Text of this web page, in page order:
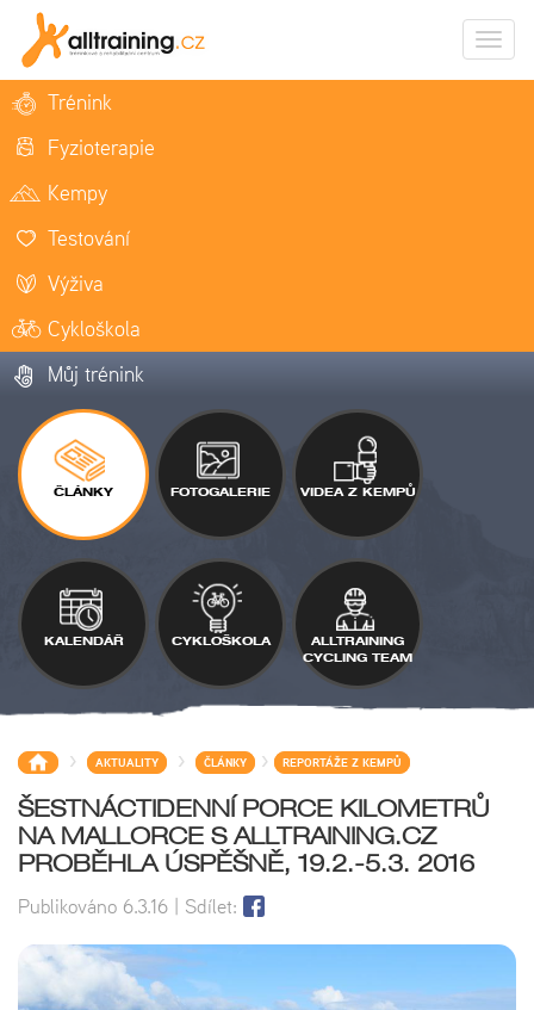
Trénink
Fyzioterapie
Kempy
Testování
Výživa
Cykloškola
Můj trénink
ČLÁNKY FOTOGALERIE VIDEA Z KEMPŮ
KALENDÁŘ CYKLOŠKOLA
ALLTRAINING
CYCLING TEAM
> AKTUALITY > ČLÁNKY > REPORTÁŽE Z KEMPŮ
ŠESTNÁCTIDENNÍ PORCE KILOMETRŮ
NA MALLORCE S ALLTRAINING.CZ
PROBĚHLA ÚSPĚŠNĚ, 19.2.-5.3. 2016
Publikováno 6.3.16 | Sdílet: